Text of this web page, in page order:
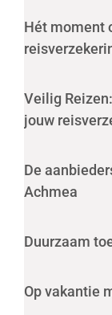
Hét moment
Veilig
jouw
De
Achmea
Duurzaam
Op vakantie